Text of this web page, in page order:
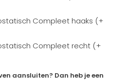
Compleet haaks (+
Compleet recht (+
aansluiten? Dan heb je een